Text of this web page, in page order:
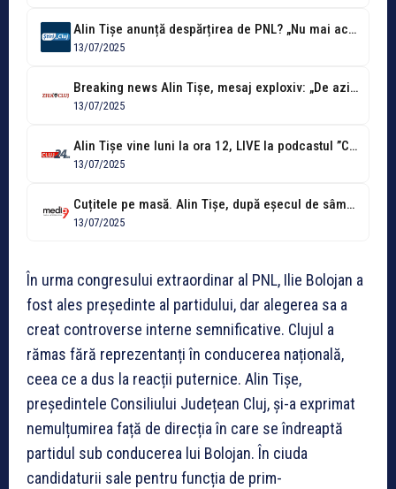
Alin Tișe anunță despărțirea de PNL? „Nu mai activez în numele PNL....
13/07/2025
Breaking news Alin Tișe, mesaj exploxiv: „De azi mă autoeliberez de orice...
13/07/2025
Alin Tișe vine luni la ora 12, LIVE la podcastul ”Contraste” de...
13/07/2025
Cuțitele pe masă. Alin Tișe, după eșecul de sâmbătă seara: „PNL a...
13/07/2025
În urma congresului extraordinar al PNL, Ilie Bolojan a
fost ales președinte al partidului, dar alegerea sa a
creat controverse interne semnificative. Clujul a
rămas fără reprezentanți în conducerea națională,
ceea ce a dus la reacții puternice. Alin Tișe,
președintele Consiliului Județean Cluj, și-a exprimat
nemulțumirea față de direcția în care se îndreaptă
partidul sub conducerea lui Bolojan. În ciuda
candidaturii sale pentru funcția de prim-